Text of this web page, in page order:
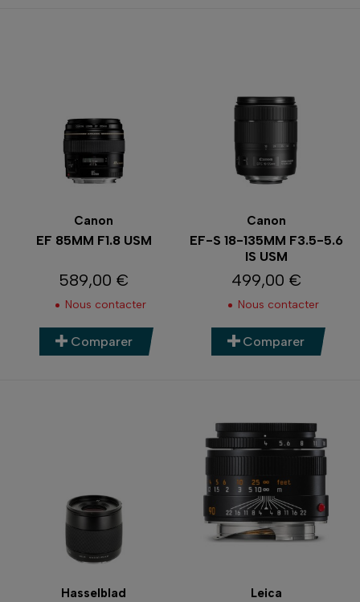
Canon
EF 85MM F1.8 USM
Prix
589,00 €
Nous contacter
Comparer
Canon
EF-S 18-135MM F3.5-5.6
IS USM
Prix
499,00 €
Nous contacter
Comparer
Hasselblad Leica